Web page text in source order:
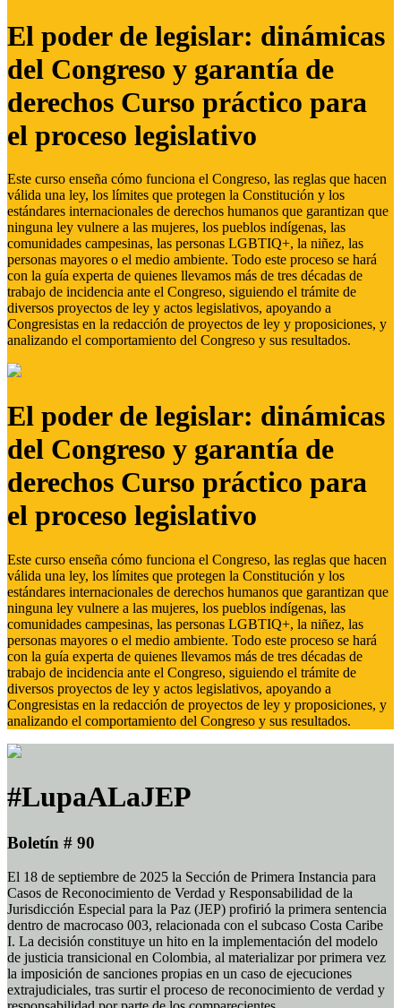
El poder de legislar: dinámicas
del Congreso y garantía de
derechos Curso práctico para
el proceso legislativo
Este curso enseña cómo funciona el Congreso, las reglas que hacen
válida una ley, los límites que protegen la Constitución y los
estándares internacionales de derechos humanos que garantizan que
ninguna ley vulnere a las mujeres, los pueblos indígenas, las
comunidades campesinas, las personas LGBTIQ+, la niñez, las
personas mayores o el medio ambiente. Todo este proceso se hará
con la guía experta de quienes llevamos más de tres décadas de
trabajo de incidencia ante el Congreso, siguiendo el trámite de
diversos proyectos de ley y actos legislativos, apoyando a
Congresistas en la redacción de proyectos de ley y proposiciones, y
analizando el comportamiento del Congreso y sus resultados.
El poder de legislar: dinámicas
del Congreso y garantía de
derechos Curso práctico para
el proceso legislativo
Este curso enseña cómo funciona el Congreso, las reglas que hacen
válida una ley, los límites que protegen la Constitución y los
estándares internacionales de derechos humanos que garantizan que
ninguna ley vulnere a las mujeres, los pueblos indígenas, las
comunidades campesinas, las personas LGBTIQ+, la niñez, las
personas mayores o el medio ambiente. Todo este proceso se hará
con la guía experta de quienes llevamos más de tres décadas de
trabajo de incidencia ante el Congreso, siguiendo el trámite de
diversos proyectos de ley y actos legislativos, apoyando a
Congresistas en la redacción de proyectos de ley y proposiciones, y
analizando el comportamiento del Congreso y sus resultados.
#LupaALaJEP
Boletín # 90
El 18 de septiembre de 2025 la Sección de Primera Instancia para
Casos de Reconocimiento de Verdad y Responsabilidad de la
Jurisdicción Especial para la Paz (JEP) profirió la primera sentencia
dentro de macrocaso 003, relacionada con el subcaso Costa Caribe
I. La decisión constituye un hito en la implementación del modelo
de justicia transicional en Colombia, al materializar por primera vez
la imposición de sanciones propias en un caso de ejecuciones
extrajudiciales, tras surtir el proceso de reconocimiento de verdad y